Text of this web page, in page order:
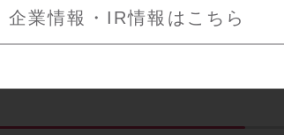
企業情報・IR情報はこちら